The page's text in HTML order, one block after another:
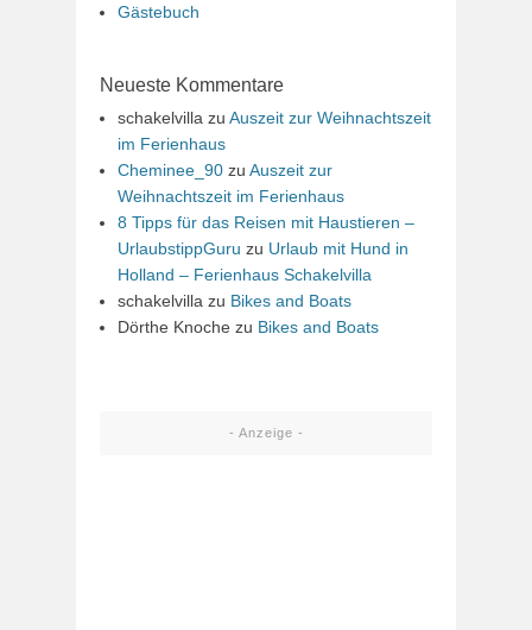
Gästebuch
Neueste Kommentare
schakelvilla zu Auszeit zur Weihnachtszeit
im Ferienhaus
Cheminee_90 zu Auszeit zur
Weihnachtszeit im Ferienhaus
8 Tipps für das Reisen mit Haustieren –
UrlaubstippGuru zu Urlaub mit Hund in
Holland – Ferienhaus Schakelvilla
schakelvilla zu Bikes and Boats
Dörthe Knoche zu Bikes and Boats
- Anzeige -